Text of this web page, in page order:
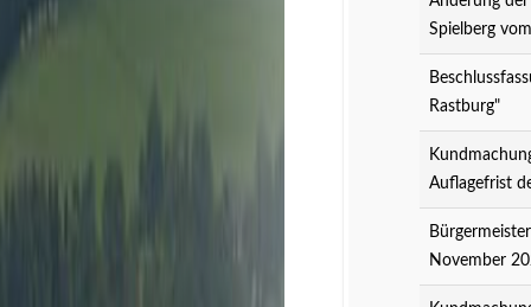
Spielberg
Rastburg"
Auflagefrist
November